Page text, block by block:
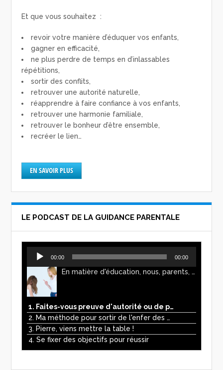
Et que vous souhaitez :
revoir votre manière d’éduquer vos enfants,
gagner en efficacité,
ne plus perdre de temps en d’inlassables
répétitions,
sortir des conflits,
retrouver une autorité naturelle,
réapprendre à faire confiance à vos enfants,
retrouver une harmonie familiale,
retrouver le bonheur d’être ensemble,
recréer le lien…
EN SAVOIR PLUS
LE PODCAST DE LA GUIDANCE PARENTALE
Lecteur
audio
00:00 00:00
En matière d'éducation, nous, parents, avons l'impression de faire preuve d'autorité. Mais n'est-ce pas, parfois, plutôt un jeu de pouvoir ? Ce podcast vous permettra d'y voir plus clair !
1. Faites-vous preuve d'autorité ou de pouvoir avec vos enfants ?
2. Ma méthode pour sortir de l'enfer des écrans
3. Pierre, viens mettre la table !
4. Se fixer des objectifs pour réussir